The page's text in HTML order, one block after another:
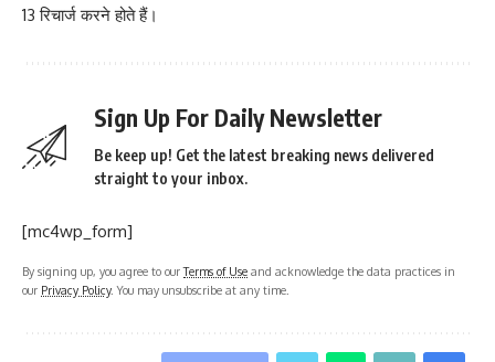
13 रिचार्ज करने होते हैं।
Sign Up For Daily Newsletter
Be keep up! Get the latest breaking news delivered
straight to your inbox.
[mc4wp_form]
By signing up, you agree to ourTerms of Use and acknowledge the data practices in
our Privacy Policy. You may unsubscribe at any time.